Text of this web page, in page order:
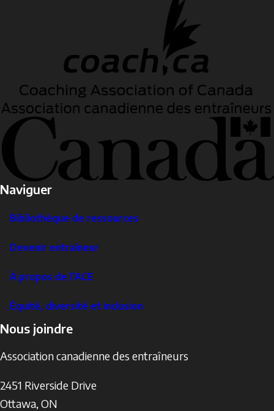
Naviguer
Bibliothèque de ressources
Devenir entraîneur
À propos de l’ACE
Équité, diversité et inclusion
Nous joindre
Association canadienne des entraîneurs
2451 Riverside Drive
Ottawa, ON